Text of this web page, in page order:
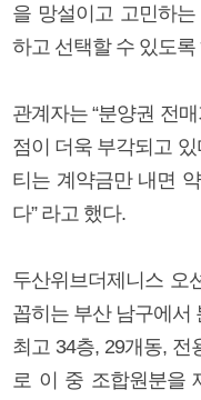
을 망설이고 고민하
하고 선택할 수 있도
관계자는 “분양권 전
점이 더욱 부각되고 있
티는 계약금만 내면
다” 라고 했다.
두산위브더제니스 오
꼽히는 부산 남구에서
최고 34층, 29개동, 전
로 이 중 조합원분을